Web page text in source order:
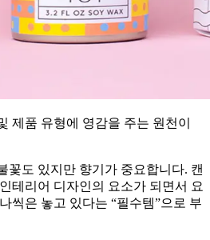
제품 유형에 영감을 주는 원천이
꽃도 있지만 향기가 중요합니다. 캔
테리어 디자인의 요소가 되면서 요
씩은 놓고 있다는 “필수템”으로 부